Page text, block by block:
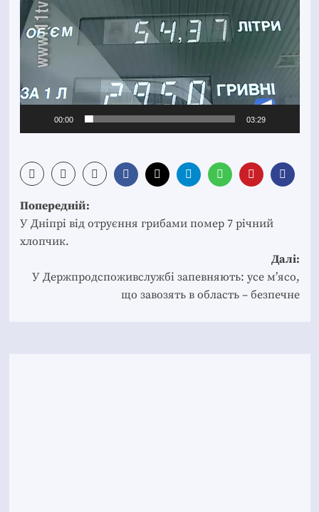
00:00 03:29
Post
navigation
Попередній:
У Дніпрі від отруєння грибами помер 7 річний
хлопчик.
Далі:
У Держпродспоживслужбі запевняють: усе м’ясо,
що завозять в область – безпечне